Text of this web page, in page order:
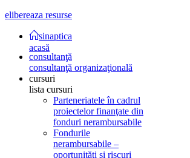
elibereaza resurse
sinaptica
acasă
consultanţă
consultanţă organizaţională
cursuri
lista cursuri
Parteneriatele în cadrul
proiectelor finanţate din
fonduri nerambursabile
Fondurile
nerambursabile –
oportunităţi şi riscuri